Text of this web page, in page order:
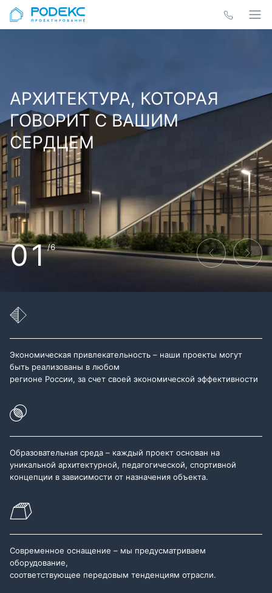
АРХИТЕКТУРА, КОТОРАЯ
ГОВОРИТ С ВАШИМ
СЕРДЦЕМ
01/6
Экономическая привлекательность – наши проекты могут
быть реализованы в любом
регионе России, за счет своей экономической эффективности
Образовательная среда – каждый проект основан на
уникальной архитектурной, педагогической, спортивной
концепции в зависимости от назначения объекта.
Современное оснащение – мы предусматриваем
оборудование,
соответствующее передовым тенденциям отрасли.